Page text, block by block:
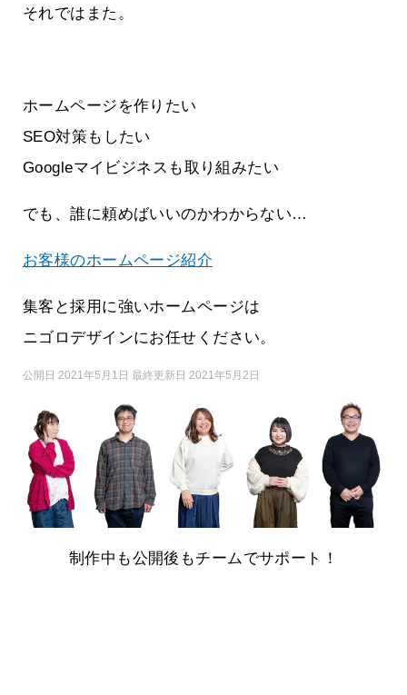
それではまた。
ホームページを作りたい
SEO対策もしたい
Googleマイビジネスも取り組みたい
でも、誰に頼めばいいのかわからない…
お客様のホームページ紹介
集客と採用に強いホームページは
ニゴロデザインにお任せください。
公開日 2021年5月1日 最終更新日 2021年5月2日
制作中も公開後もチームでサポート！